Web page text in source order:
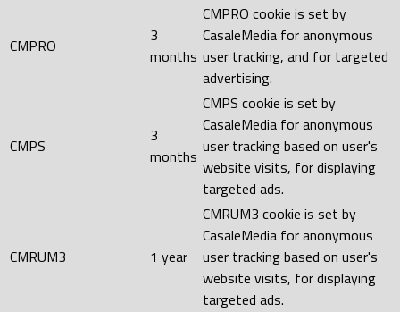
CMPRO
3
months
CMPRO cookie is set by
CasaleMedia for anonymous
user tracking, and for targeted
advertising.
CMPS
3
months
CMPS cookie is set by
CasaleMedia for anonymous
user tracking based on user's
website visits, for displaying
targeted ads.
CMRUM3 1 year
CMRUM3 cookie is set by
CasaleMedia for anonymous
user tracking based on user's
website visits, for displaying
targeted ads.